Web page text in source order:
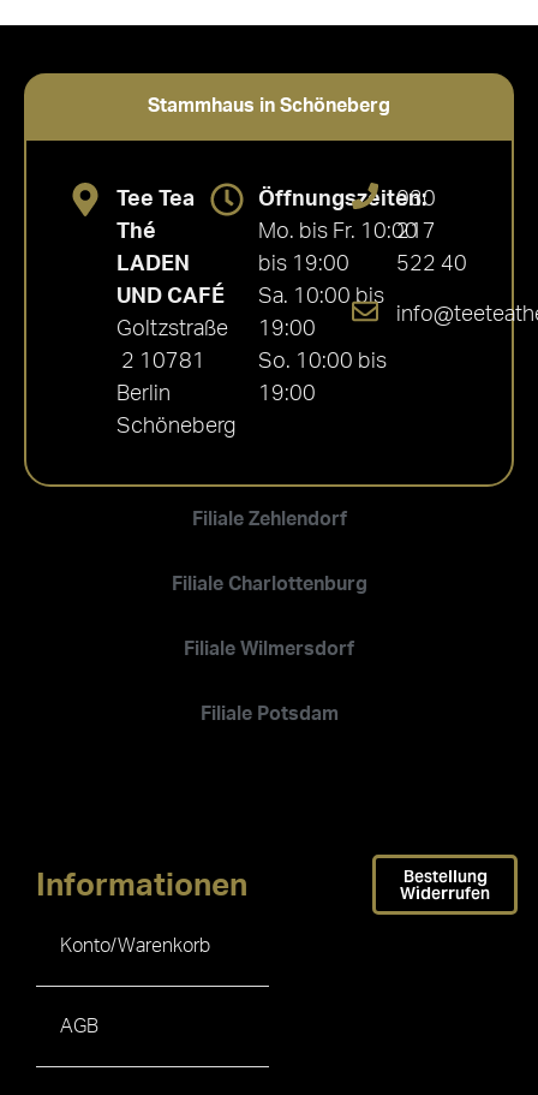
Stammhaus in Schöneberg
Filiale Zehlendorf
Filiale Charlottenburg
Filiale Wilmersdorf
Filiale Potsdam
Tee Tea
Thé
LADEN
UND CAFÉ
Goltzstraße
2 10781
Berlin
Schöneberg
Öffnungszeiten:
Mo. bis Fr. 10:00
bis 19:00
Sa. 10:00 bis
19:00
So. 10:00 bis
19:00
030
217
522 40
Informationen
Konto/Warenkorb
AGB
Bestellung
Widerrufen